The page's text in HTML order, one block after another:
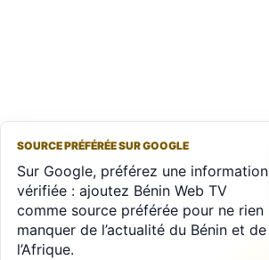
SOURCE PRÉFÉRÉE SUR GOOGLE
Sur Google, préférez une information
vérifiée : ajoutez Bénin Web TV
comme source préférée pour ne rien
manquer de l’actualité du Bénin et de
l’Afrique.